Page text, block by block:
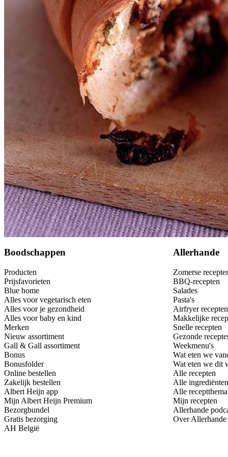
Dit heb je nodig
Boodschappen
Producten
Prijsfavorieten
Blue home
Alles voor vegetarisch eten
Alles voor je gezondheid
Alles voor baby en kind
Merken
Nieuw assortiment
Gall & Gall assortiment
Bonus
Bonusfolder
Online bestellen
Zakelijk bestellen
Albert Heijn app
Mijn Albert Heijn Premium
Bezorgbundel
Gratis bezorging
AH België
Allerhande
Zomerse
BBQ-recepten
Salades
Pasta's
Airfryer recepten
Makkelijke
Snelle recepten
Gezonde
Weekmenu's
Wat eten we
Wat eten we dit
Alle recepten
Alle ingrediënten
Alle
Mijn recepten
Allerhande
Over Allerhande